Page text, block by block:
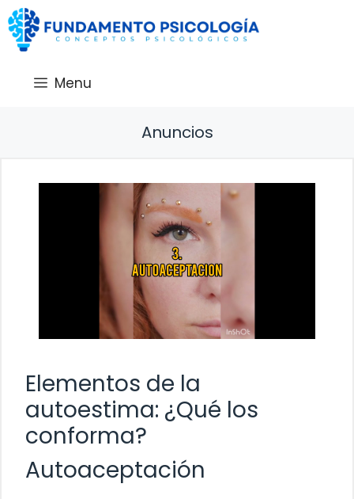
Saltar
al
contenido
Menu
Anuncios
Elementos de la
autoestima: ¿Qué los
conforma?
Autoaceptación